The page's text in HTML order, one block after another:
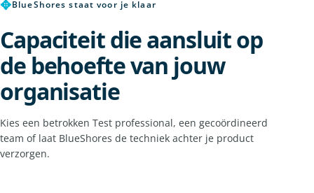
✥BlueShores staat voor je klaar
Capaciteit die aansluit op
de behoefte van jouw
organisatie
Kies een betrokken Test professional, een gecoördineerd
team of laat BlueShores de techniek achter je product
verzorgen.